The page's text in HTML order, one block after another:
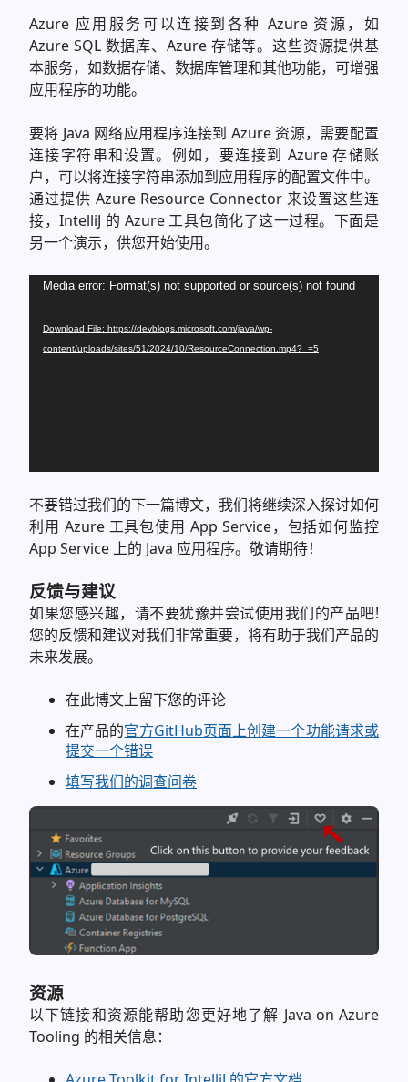
Azure 应用服务可以连接到各种 Azure 资源，如
Azure SQL 数据库、Azure 存储等。这些资源提供基
本服务，如数据存储、数据库管理和其他功能，可增强
应用程序的功能。
要将 Java 网络应用程序连接到 Azure 资源，需要配置
连接字符串和设置。例如，要连接到 Azure 存储账
户，可以将连接字符串添加到应用程序的配置文件中。
通过提供 Azure Resource Connector 来设置这些连
接，IntelliJ 的 Azure 工具包简化了这一过程。下面是
另一个演示，供您开始使用。
Video
Media error: Format(s) not supported or source(s) not found
Download File: https://devblogs.microsoft.com/java/wp-
content/uploads/sites/51/2024/10/ResourceConnection.mp4?_=5
不要错过我们的下一篇博文，我们将继续深入探讨如何
利用 Azure 工具包使用 App Service，包括如何监控
App Service 上的 Java 应用程序。敬请期待！
反馈与建议
如果您感兴趣，请不要犹豫并尝试使用我们的产品吧!
您的反馈和建议对我们非常重要，将有助于我们产品的
未来发展。
在此博文上留下您的评论
在产品的官方GitHub页面上创建一个功能请求或
提交一个错误
填写我们的调查问卷
资源
以下链接和资源能帮助您更好地了解 Java on Azure
Tooling 的相关信息：